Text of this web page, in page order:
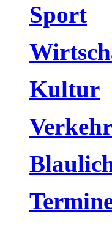
Sport
Kultur
Verkehr